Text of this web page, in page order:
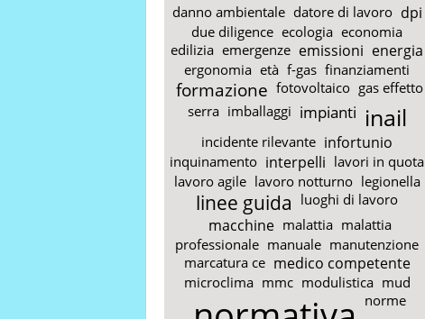
danno ambientale datore di lavoro dpi
due diligence ecologia economia
edilizia emergenze emissioni energia
ergonomia età f-gas finanziamenti
formazione fotovoltaico gas effetto
serra imballaggi impianti inail
incidente rilevante infortunio
inquinamento interpelli lavori in quota
lavoro agile lavoro notturno legionella
linee guida luoghi di lavoro
macchine malattia malattia
professionale manuale manutenzione
marcatura ce medico competente
microclima mmc modulistica mud
norme